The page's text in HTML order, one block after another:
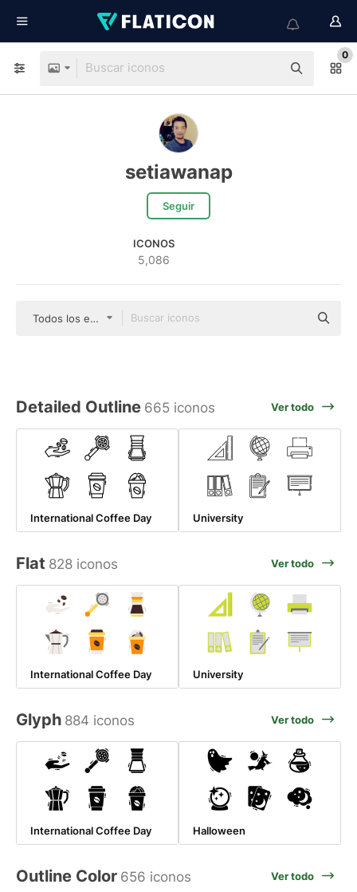
0
setiawanap
Seguir
ICONOS
5,086
Todos los estilos
Detailed Outline 665 iconos Ver todo
International Coffee Day University
Flat 828 iconos Ver todo
International Coffee Day University
Glyph 884 iconos Ver todo
International Coffee Day Halloween
Outline Color 656 iconos Ver todo